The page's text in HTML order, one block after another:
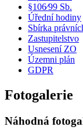
§106⁄99 Sb.
Úřední hodiny
Sbírka
Zastupitelstvo
Usnesení ZO
Územni plán
GDPR
Fotogalerie
Náhodná